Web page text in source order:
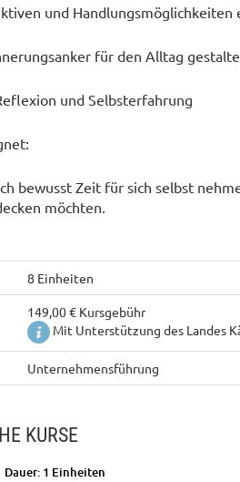
und Handlungsmöglichkeiten
für den Alltag
und Selbsterfahrung
bewusst Zeit für sich selbst
möchten.
8 Einheiten
149,00 € Kursgebühr
Mit Unterstützung des Landes
Unternehmensführung
KURSE
Dauer: 1 Einheiten